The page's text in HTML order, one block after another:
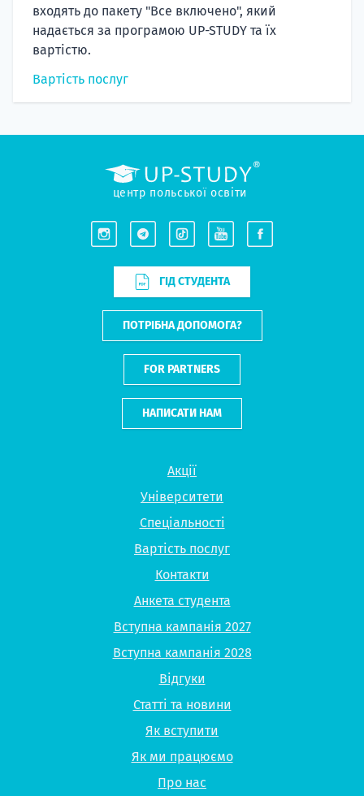
входять до пакету "Все включено", який
надається за програмою UP-STUDY та їх
вартістю.
Вартість послуг
Акції
Університети
Спеціальності
Вартість послуг
Контакти
Анкета студента
Вступна кампанія 2027
Вступна кампанія 2028
Відгуки
Статті та новини
Як вступити
Як ми працюємо
Про нас
центр польської освіти
ГІД СТУДЕНТА
ПОТРІБНА ДОПОМОГА?
FOR PARTNERS
НАПИСАТИ НАМ